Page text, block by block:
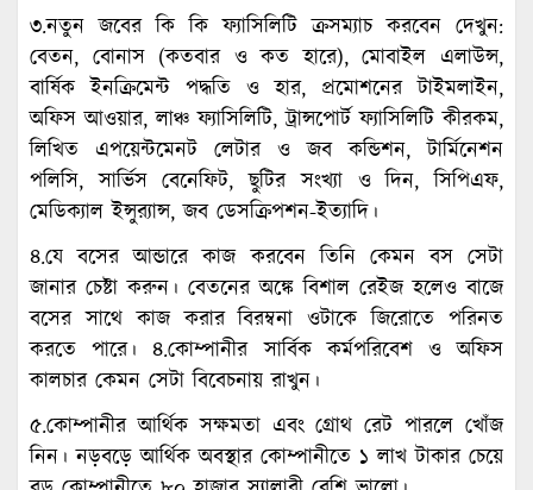
৩.নতুন জবের কি কি ফ্যাসিলিটি ক্রসম্যাচ করবেন দেখুন:
বেতন, বোনাস (কতবার ও কত হারে), মোবাইল এলাউন্স,
বার্ষিক ইনক্রিমেন্ট পদ্ধতি ও হার, প্রমোশনের টাইমলাইন,
অফিস আওয়ার, লাঞ্চ ফ্যাসিলিটি, ট্রান্সপোর্ট ফ্যাসিলিটি কীরকম,
লিখিত এপয়েন্টমেনট লেটার ও জব কন্ডিশন, টার্মিনেশন
পলিসি, সার্ভিস বেনেফিট, ছুটির সংখ্যা ও দিন, সিপিএফ,
মেডিক্যাল ইন্সুর‌্যান্স, জব ডেসক্রিপশন-ইত্যাদি।
৪.যে বসের আন্ডারে কাজ করবেন তিনি কেমন বস সেটা
জানার চেষ্টা করুন। বেতনের অঙ্কে বিশাল রেইজ হলেও বাজে
বসের সাথে কাজ করার বিরম্বনা ওটাকে জিরোতে পরিনত
করতে পারে। ৪.কোম্পানীর সার্বিক কর্মপরিবেশ ও অফিস
কালচার কেমন সেটা বিবেচনায় রাখুন।
৫.কোম্পানীর আর্থিক সক্ষমতা এবং গ্রোথ রেট পারলে খোঁজ
নিন। নড়বড়ে আর্থিক অবস্থার কোম্পানীতে ১ লাখ টাকার চেয়ে